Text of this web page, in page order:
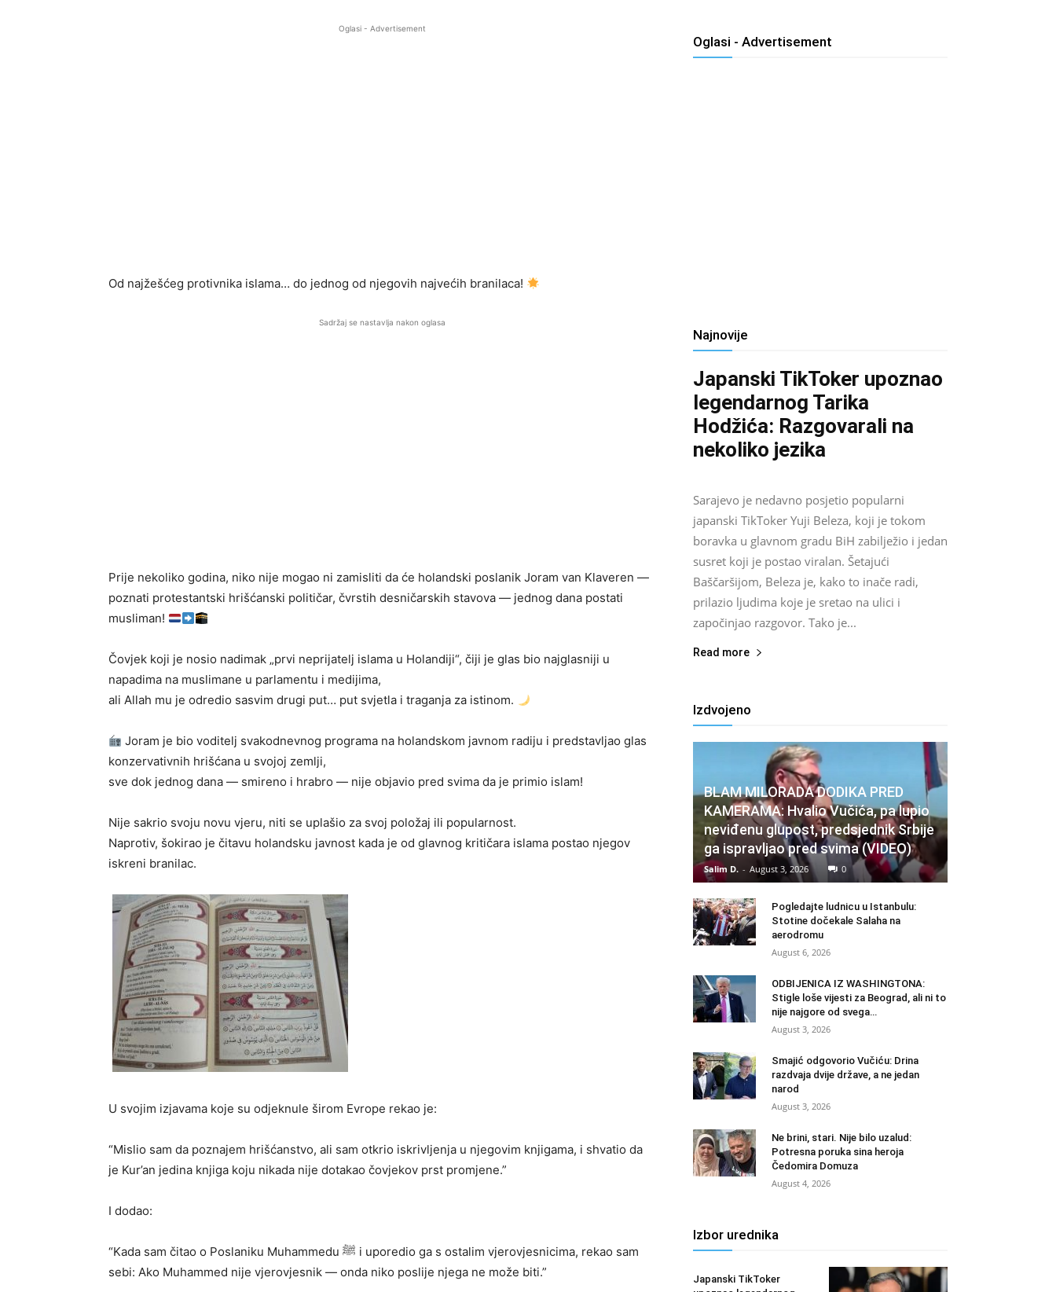
Oglasi - Advertisement
Od najžešćeg protivnika islama… do jednog od njegovih najvećih branilaca!
Sadržaj se nastavlja nakon oglasa
Prije nekoliko godina, niko nije mogao ni zamisliti da će holandski poslanik Joram van Klaveren —
poznati protestantski hrišćanski političar, čvrstih desničarskih stavova — jednog dana postati
musliman!
Čovjek koji je nosio nadimak „prvi neprijatelj islama u Holandiji“, čiji je glas bio najglasniji u
napadima na muslimane u parlamentu i medijima,
ali Allah mu je odredio sasvim drugi put… put svjetla i traganja za istinom.
Joram je bio voditelj svakodnevnog programa na holandskom javnom radiju i predstavljao glas
konzervativnih hrišćana u svojoj zemlji,
sve dok jednog dana — smireno i hrabro — nije objavio pred svima da je primio islam!
Nije sakrio svoju novu vjeru, niti se uplašio za svoj položaj ili popularnost.
Naprotiv, šokirao je čitavu holandsku javnost kada je od glavnog kritičara islama postao njegov
iskreni branilac.
U svojim izjavama koje su odjeknule širom Evrope rekao je:
“Mislio sam da poznajem hrišćanstvo, ali sam otkrio iskrivljenja u njegovim knjigama, i shvatio da
je Kur’an jedina knjiga koju nikada nije dotakao čovjekov prst promjene.”
I dodao:
“Kada sam čitao o Poslaniku Muhammedu ﷺ i uporedio ga s ostalim vjerovjesnicima, rekao sam
sebi: Ako Muhammed nije vjerovjesnik — onda niko poslije njega ne može biti.”
Oglasi - Advertisement
Najnovije
Japanski TikToker upoznao
legendarnog Tarika
Hodžića: Razgovarali na
nekoliko jezika
Salim D. - August 9, 2026
Sarajevo je nedavno posjetio popularni
japanski TikToker Yuji Beleza, koji je tokom
boravka u glavnom gradu BiH zabilježio i jedan
susret koji je postao viralan. Šetajući
Baščaršijom, Beleza je, kako to inače radi,
prilazio ljudima koje je sretao na ulici i
započinjao razgovor. Tako je...
Read more
Izdvojeno
BLAM MILORADA DODIKA PRED
KAMERAMA: Hvalio Vučića, pa lupio
neviđenu glupost, predsjednik Srbije
ga ispravljao pred svima (VIDEO)
Salim D. - August 3, 2026 0
Pogledajte ludnicu u Istanbulu:
Stotine dočekale Salaha na
aerodromu
August 6, 2026
ODBIJENICA IZ WASHINGTONA:
Stigle loše vijesti za Beograd, ali ni to
nije najgore od svega…
August 3, 2026
Smajić odgovorio Vučiću: Drina
razdvaja dvije države, a ne jedan
narod
August 3, 2026
Ne brini, stari. Nije bilo uzalud:
Potresna poruka sina heroja
Čedomira Domuza
August 4, 2026
Izbor urednika
Japanski TikToker